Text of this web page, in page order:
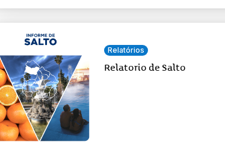
Relatórios
Relatorio de Salto